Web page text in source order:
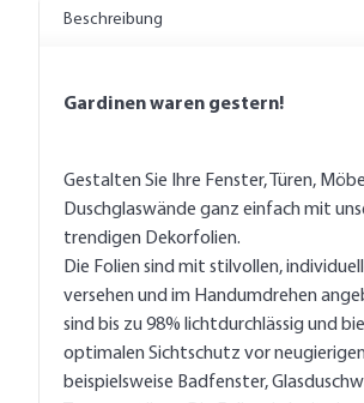
Beschreibung
Gardinen waren gestern!
Gestalten Sie Ihre Fenster, Türen,
Duschglaswände ganz einfach mit
trendigen Dekorfolien.
Die Folien sind mit stilvollen,
versehen und im Handumdrehen
sind bis zu 98% lichtdurchlässig und
optimalen Sichtschutz vor
beispielsweise Badfenster,